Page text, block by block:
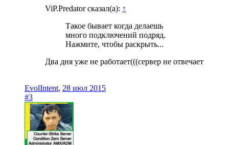
ViP.Predator сказал(а): ↑
Такое бывает когда делаешь
много подключений подряд.
Нажмите, чтобы раскрыть...
Два дня уже не работает(((сервер не отвечает
EvolIntent, 28 июл 2015
#3